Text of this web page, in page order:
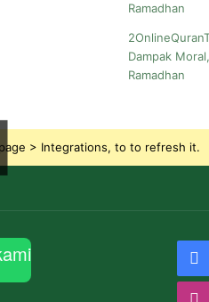
Ramadhan
Dampak
Ramadhan
> Integrations, to to refresh it.